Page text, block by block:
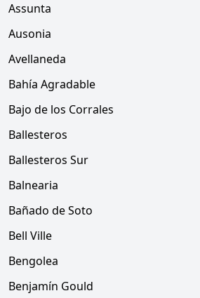
Assunta
Ausonia
Avellaneda
Bahía Agradable
Bajo de los Corrales
Ballesteros
Ballesteros Sur
Balnearia
Bañado de Soto
Bell Ville
Bengolea
Benjamín Gould